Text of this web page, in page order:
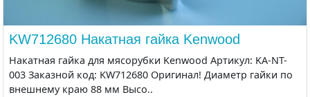
KW712680 Накатная гайка Kenwood
Накатная гайка для мясорубки Kenwood Артикул: KA-NT-
003 Заказной код: KW712680 Оригинал! Диаметр гайки по
внешнему краю 88 мм Высо..